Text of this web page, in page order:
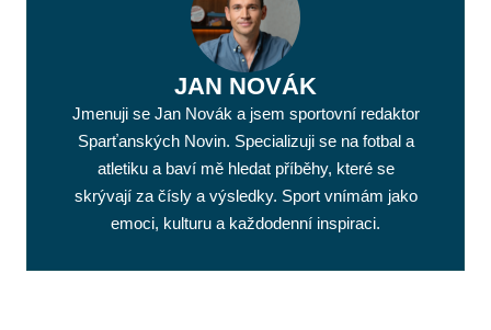
JAN NOVÁK
Jmenuji se Jan Novák a jsem sportovní redaktor
Sparťanských Novin. Specializuji se na fotbal a
atletiku a baví mě hledat příběhy, které se
skrývají za čísly a výsledky. Sport vnímám jako
emoci, kulturu a každodenní inspiraci.